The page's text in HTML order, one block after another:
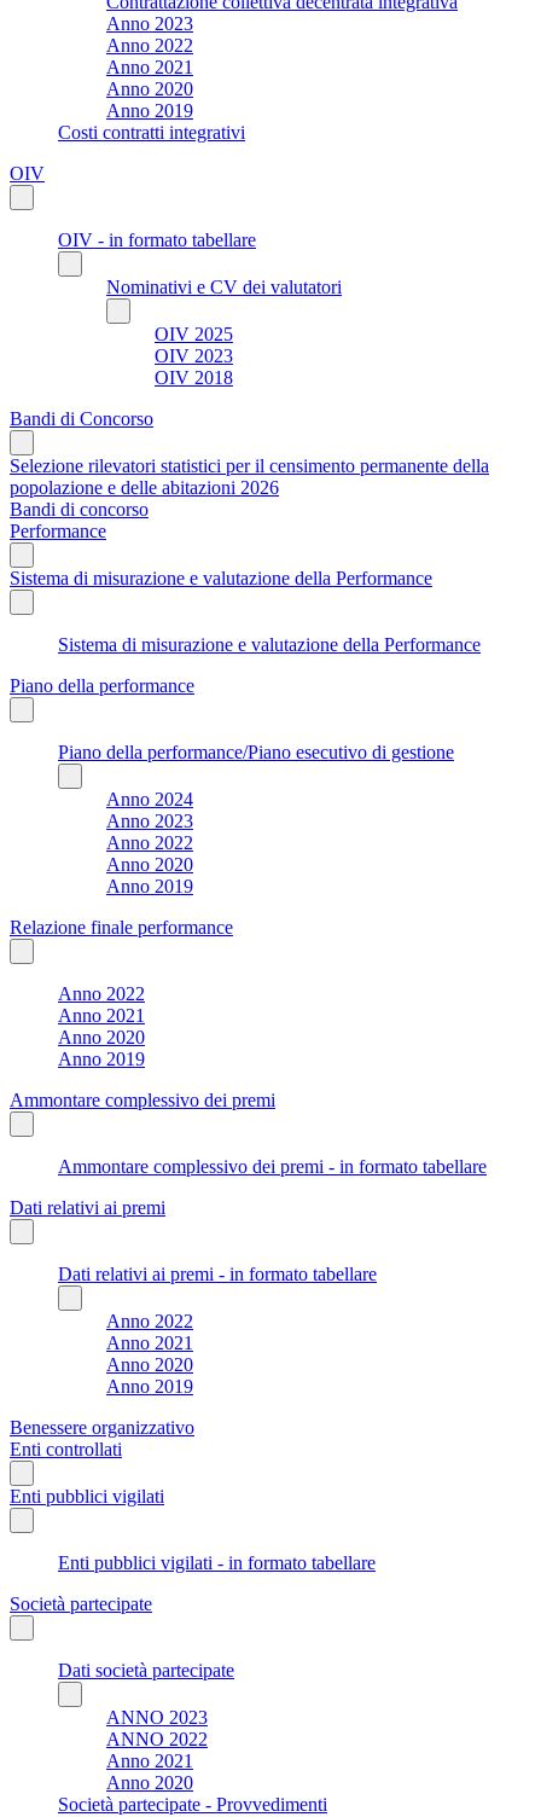
Anno 2023
Anno 2022
Anno 2021
Anno 2020
Anno 2019
Costi contratti integrativi
OIV
OIV - in formato tabellare
Nominativi e CV dei valutatori
OIV 2025
OIV 2023
OIV 2018
Bandi di Concorso
Selezione rilevatori statistici per il censimento permanente della
popolazione e delle abitazioni 2026
Bandi di concorso
Performance
Sistema di misurazione e valutazione della Performance
Sistema di misurazione e valutazione della Performance
Piano della performance
Piano della performance/Piano esecutivo di gestione
Anno 2024
Anno 2023
Anno 2022
Anno 2020
Anno 2019
Relazione finale performance
Anno 2022
Anno 2021
Anno 2020
Anno 2019
Ammontare complessivo dei premi
Ammontare complessivo dei premi - in formato tabellare
Dati relativi ai premi
Dati relativi ai premi - in formato tabellare
Anno 2022
Anno 2021
Anno 2020
Anno 2019
Benessere organizzativo
Enti controllati
Enti pubblici vigilati
Enti pubblici vigilati - in formato tabellare
Società partecipate
Dati società partecipate
ANNO 2023
ANNO 2022
Anno 2021
Anno 2020
Società partecipate - Provvedimenti